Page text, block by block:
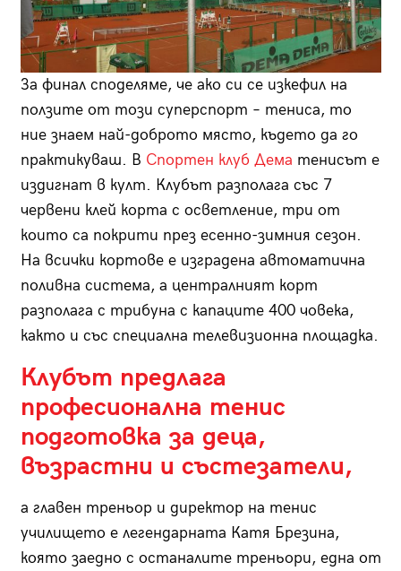
За финал споделяме, че ако си се изкефил на
ползите от този суперспорт – тениса, то
ние знаем най-доброто място, където да го
практикуваш. В Спортен клуб Дема тенисът е
издигнат в култ. Клубът разполага със 7
червени клей корта с осветление, три от
които са покрити през есенно-зимния сезон.
На всички кортове е изградена автоматична
поливна система, а централният корт
разполага с трибуна с капаците 400 човека,
както и със специална телевизионна площадка.
Клубът предлага
професионална тенис
подготовка за деца,
възрастни и състезатели,
а главен треньор и директор на тенис
училището е легендарната Катя Брезина,
която заедно с останалите треньори, една от